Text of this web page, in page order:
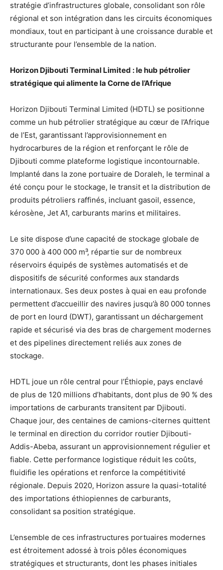
stratégie d’infrastructures globale, consolidant son rôle
régional et son intégration dans les circuits économiques
mondiaux, tout en participant à une croissance durable et
structurante pour l’ensemble de la nation.
Horizon Djibouti Terminal Limited : le hub pétrolier
stratégique qui alimente la Corne de l’Afrique
Horizon Djibouti Terminal Limited (HDTL) se positionne
comme un hub pétrolier stratégique au cœur de l’Afrique
de l’Est, garantissant l’approvisionnement en
hydrocarbures de la région et renforçant le rôle de
Djibouti comme plateforme logistique incontournable.
Implanté dans la zone portuaire de Doraleh, le terminal a
été conçu pour le stockage, le transit et la distribution de
produits pétroliers raffinés, incluant gasoil, essence,
kérosène, Jet A1, carburants marins et militaires.
Le site dispose d’une capacité de stockage globale de
370 000 à 400 000 m³, répartie sur de nombreux
réservoirs équipés de systèmes automatisés et de
dispositifs de sécurité conformes aux standards
internationaux. Ses deux postes à quai en eau profonde
permettent d’accueillir des navires jusqu’à 80 000 tonnes
de port en lourd (DWT), garantissant un déchargement
rapide et sécurisé via des bras de chargement modernes
et des pipelines directement reliés aux zones de
stockage.
HDTL joue un rôle central pour l’Éthiopie, pays enclavé
de plus de 120 millions d’habitants, dont plus de 90 % des
importations de carburants transitent par Djibouti.
Chaque jour, des centaines de camions-citernes quittent
le terminal en direction du corridor routier Djibouti-
Addis-Abeba, assurant un approvisionnement régulier et
fiable. Cette performance logistique réduit les coûts,
fluidifie les opérations et renforce la compétitivité
régionale. Depuis 2020, Horizon assure la quasi-totalité
des importations éthiopiennes de carburants,
consolidant sa position stratégique.
L’ensemble de ces infrastructures portuaires modernes
est étroitement adossé à trois pôles économiques
stratégiques et structurants, dont les phases initiales